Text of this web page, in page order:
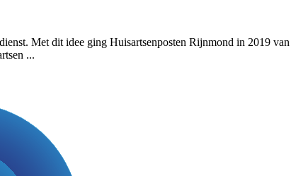
Met dit idee ging Huisartsenposten Rijnmond in 2019
...